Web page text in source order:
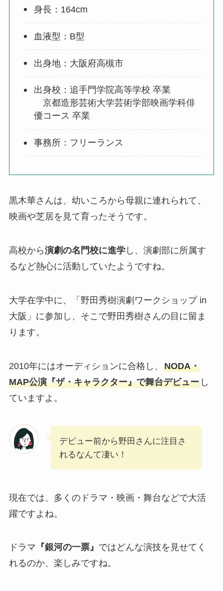
身長：164cm
血液型：B型
出身地：大阪府高槻市
出身校：追手門学院高等学校 卒業
京都造形芸術大学芸術学部映画学科俳
優コース 卒業
事務所：フリーランス
黒木華さんは、幼いころから母親に連れられて、
映画や芝居を見て育ったそうです。
高校から演劇の名門校に進学し、演劇部に所属す
るなど熱心に活動していたようですね。
大学在学中に、「野田秀樹演劇ワークショップ in
大阪」に参加し、そこで野田秀樹さんの目に留ま
ります。
2010年にはオーディションに合格し、 NODA・
MAP公演『ザ・キャラクター』で舞台デビューし
ていますよ。
デビュー前から野田さんに注目さ
れるなんて凄い！
現在では、多くのドラマ・映画・舞台などで大活
躍ですよね。
ドラマ 『銀河の一票』 ではどんな演技を見せてく
れるのか、楽しみですね。